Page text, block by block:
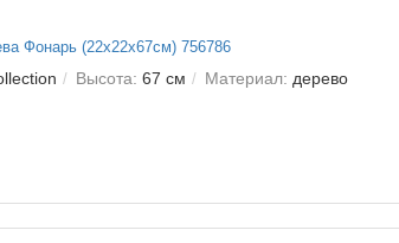
Фонарь (22х22х67см) 756786
Высота: 67 см Материал: дерево